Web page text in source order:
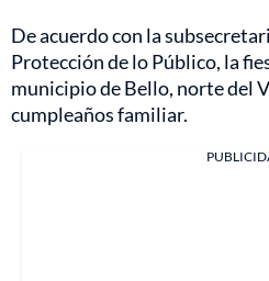
De acuerdo con la
Protección de lo Público, la
municipio de Bello, norte del
cumpleaños familiar.